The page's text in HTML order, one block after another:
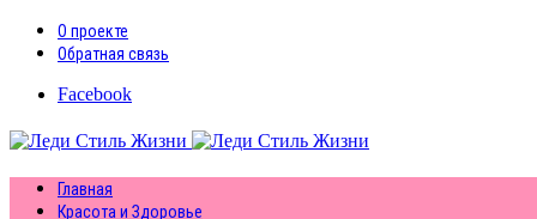
О проекте
Обратная связь
Facebook
Главная
Красота и Здоровье